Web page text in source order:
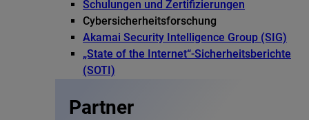
Schulungen und Zertifizierungen
Cybersicherheitsforschung
Akamai Security Intelligence Group (SIG)
„State of the Internet“-Sicherheitsberichte
(SOTI)
Partner